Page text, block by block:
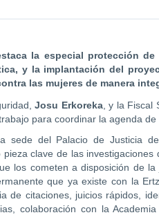
la especial protección
y la implantación del
las mujeres de manera
Josu Erkoreka, y la Fiscal
para coordinar la agenda de
sede del Palacio de Justicia
clave de las
los cometen a disposición de
que ya existe con la
de citaciones, juicios rápidos,
colaboración con la